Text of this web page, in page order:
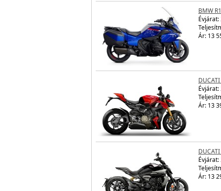
BMW
Évjárat:
Ár: 13
DUCATI
Évjárat:
Ár: 13
Évjárat:
Ár: 13